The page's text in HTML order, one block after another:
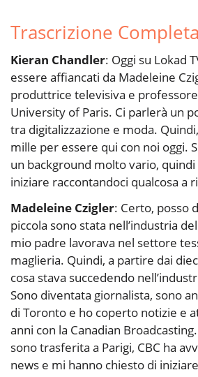
Trascrizione Completa
Kieran Chandler: Oggi su Lokad
essere affiancati da Madeleine
produttrice televisiva e
University of Paris. Ci parlerà un
tra digitalizzazione e moda.
mille per essere qui con noi oggi.
un background molto vario,
iniziare raccontandoci qualcosa a
Madeleine Czigler: Certo, posso
piccola sono stata nell’industria
mio padre lavorava nel settore
maglieria. Quindi, a partire dai
cosa stava succedendo
Sono diventata giornalista, sono
di Toronto e ho coperto notizie e
anni con la Canadian
sono trasferita a Parigi, CBC ha
news e mi hanno chiesto di